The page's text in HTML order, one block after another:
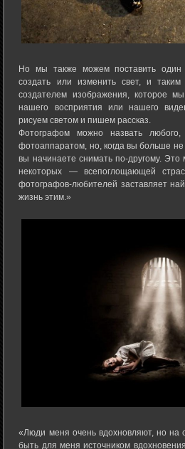
Но мы также можем поставить один
создать или изменить свет, и
создателем изображения, которое
нашего восприятия или нашего
рисуем светом и пишем рассказ.
Фотографом можно назвать
фотоаппаратом, но, когда вы больше не
вы начинаете снимать по-другому. Это
некоторых — всепоглощающей
фотографов-любителей заставляет
жизнь этим.»
«Люди меня очень вдохновляют, но на
быть для меня источником